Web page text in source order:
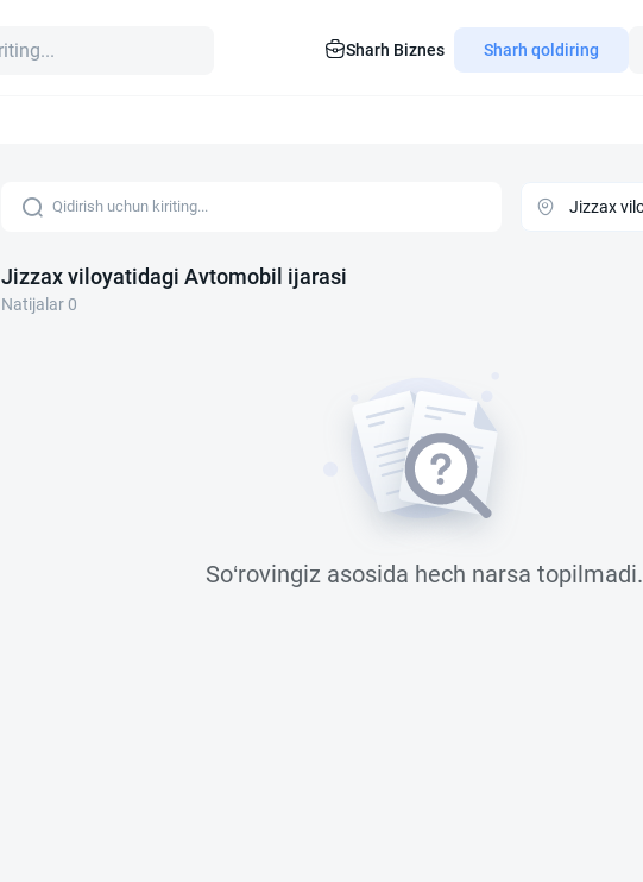
Sharh Biznes Sharh qoldiring
Jizzax viloyatidagi Avtomobil ijarasi
Natijalar 0
So‘rovingiz asosida hech narsa topilmadi.